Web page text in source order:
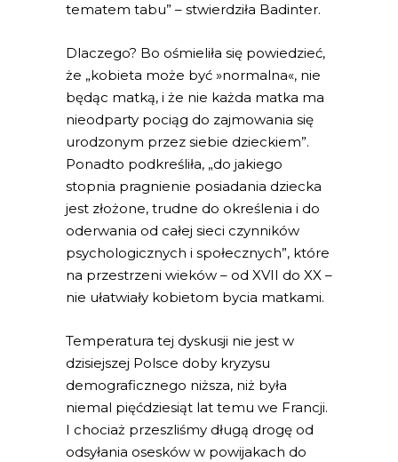
tematem tabu” – stwierdziła Badinter.
Dlaczego? Bo ośmieliła się powiedzieć,
że „kobieta może być »normalna«, nie
będąc matką, i że nie każda matka ma
nieodparty pociąg do zajmowania się
urodzonym przez siebie dzieckiem”.
Ponadto podkreśliła, „do jakiego
stopnia pragnienie posiadania dziecka
jest złożone, trudne do określenia i do
oderwania od całej sieci czynników
psychologicznych i społecznych”, które
na przestrzeni wieków – od XVII do XX –
nie ułatwiały kobietom bycia matkami.
Temperatura tej dyskusji nie jest w
dzisiejszej Polsce doby kryzysu
demograficznego niższa, niż była
niemal pięćdziesiąt lat temu we Francji.
I chociaż przeszliśmy długą drogę od
odsyłania osesków w powijakach do